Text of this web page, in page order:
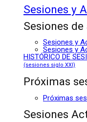
Sesiones y
Sesiones
Sesiones y
Sesiones y
HISTÓRICO DE
(sesiones siglo XXI)
Próximas
Próximas
Sesiones